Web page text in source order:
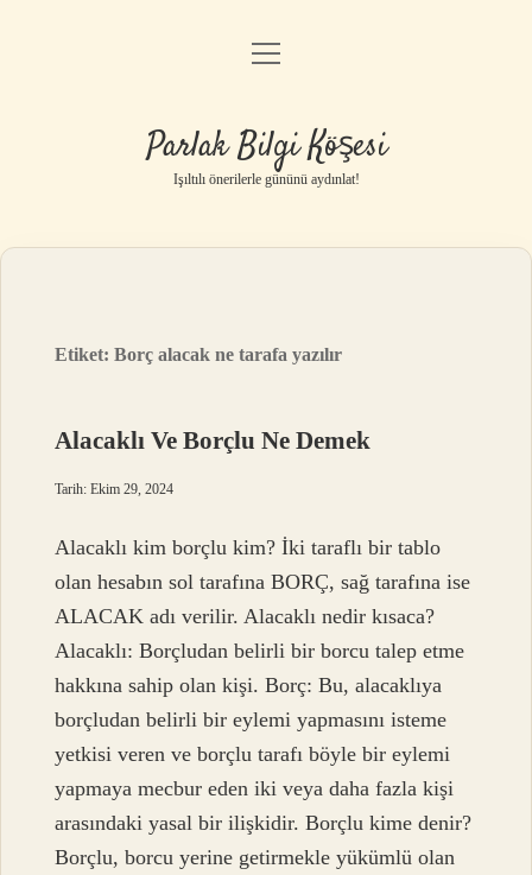
Anasayfa
Yasal Uyarı
menüyü
Parlak Bilgi Köşesi
Işıltılı önerilerle gününü aydınlat!
Etiket:Borç alacak ne tarafa yazılır
Alacaklı Ve Borçlu Ne Demek
Tarih: Ekim 29, 2024
Alacaklı kim borçlu kim? İki taraflı bir tablo
olan hesabın sol tarafına BORÇ, sağ tarafına ise
ALACAK adı verilir. Alacaklı nedir kısaca?
Alacaklı: Borçludan belirli bir borcu talep etme
hakkına sahip olan kişi. Borç: Bu, alacaklıya
borçludan belirli bir eylemi yapmasını isteme
yetkisi veren ve borçlu tarafı böyle bir eylemi
yapmaya mecbur eden iki veya daha fazla kişi
arasındaki yasal bir ilişkidir. Borçlu kime denir?
Borçlu, borcu yerine getirmekle yükümlü olan